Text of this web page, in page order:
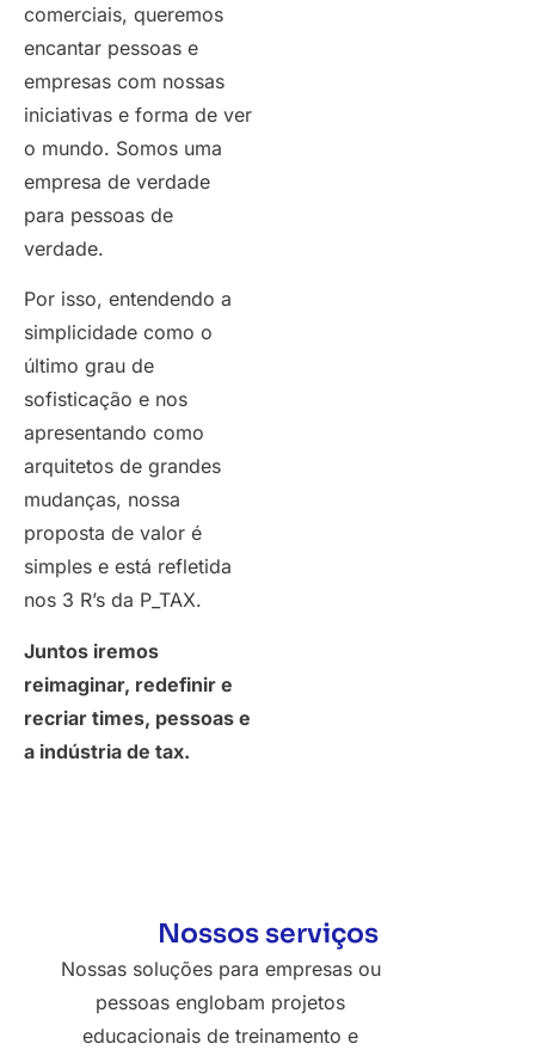
comerciais, queremos
encantar pessoas e
empresas com nossas
iniciativas e forma de ver
o mundo. Somos uma
empresa de verdade
para pessoas de
verdade.
Por isso, entendendo a
simplicidade como o
último grau de
sofisticação e nos
apresentando como
arquitetos de grandes
mudanças, nossa
proposta de valor é
simples e está refletida
nos 3 R’s da P_TAX.
Juntos iremos
reimaginar, redefinir e
recriar times, pessoas e
a indústria de tax.
Nossos serviços
Nossas soluções para empresas ou
pessoas englobam projetos
educacionais de treinamento e